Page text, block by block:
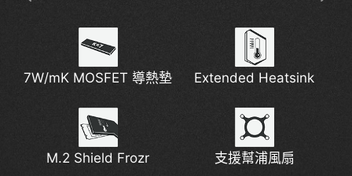
2x 8 Pin 電源連接埠 數位 PWM
預裝 I/O 遮蓋 拓源架構設計
Thunderbolt 4 2.5G 網路解決方案
新一代 Wi-Fi 7 支援 DDR5
7W/mK MOSFET 導熱墊 Extended Heatsink
M.2 Shield Frozr 支援幫浦風扇